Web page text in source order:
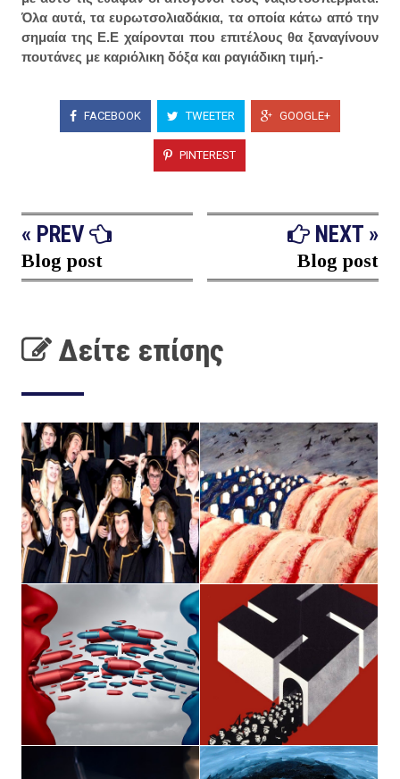
Όλα αυτά, τα ευρωτσολιαδάκια, τα οποία κάτω από την
σημαία της Ε.Ε χαίρονται που επιτέλους θα ξαναγίνουν
πουτάνες με καριόλικη δόξα και ραγιάδικη τιμή.-
FACEBOOK TWEETER GOOGLE+
PINTEREST
« PREV
Blog post
NEXT »
Blog post
Δείτε επίσης